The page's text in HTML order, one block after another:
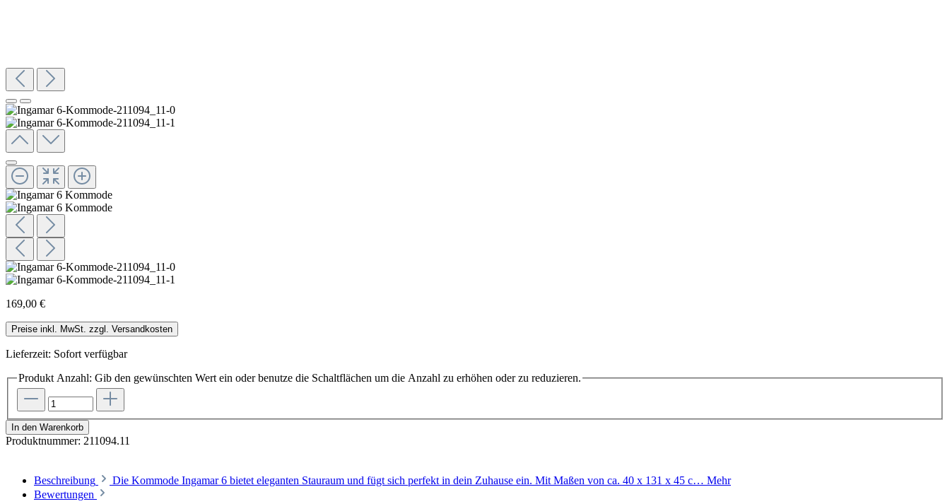
169,00 €
Preise inkl. MwSt. zzgl. Versandkosten
Lieferzeit: Sofort verfügbar
Produkt Anzahl: Gib den gewünschten Wert ein oder benutze die Schaltflächen um die Anzahl zu erhöhen oder zu reduzieren.
In den Warenkorb
Produktnummer: 211094.11
Beschreibung Die Kommode Ingamar 6 bietet eleganten Stauraum und fügt sich perfekt in dein Zuhause ein. Mit Maßen von ca. 40 x 131 x 45 c… Mehr
Bewertungen